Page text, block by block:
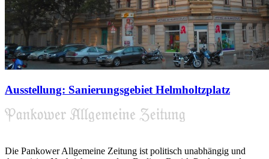
Ausstellung: Sanierungsgebiet Helmholtzplatz
Die Pankower Allgemeine Zeitung ist politisch unabhängig und